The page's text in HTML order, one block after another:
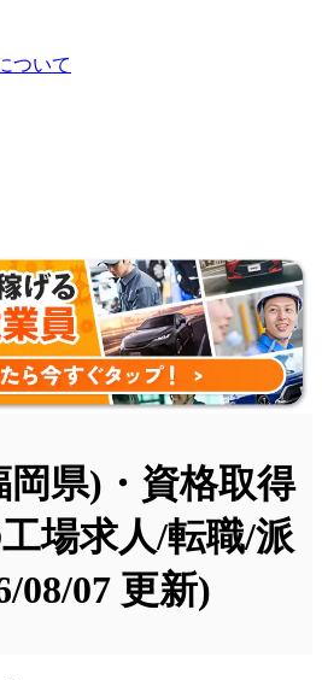
ついて
岡県)・資格取得
場求人/転職/派
08/07 更新)